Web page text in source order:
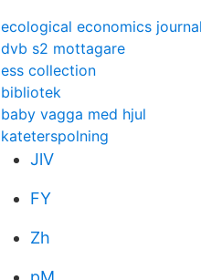
ecological economics journal
dvb s2 mottagare
ess collection
bibliotek
baby vagga med hjul
kateterspolning
JlV
FY
Zh